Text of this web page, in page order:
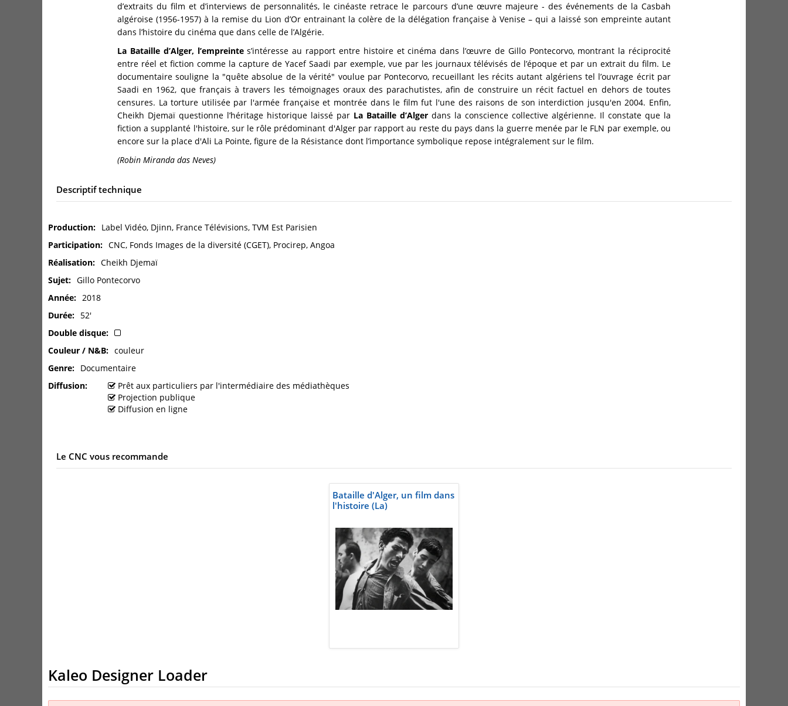
d’extraits du film et d’interviews de personnalités, le cinéaste retrace le parcours d’une œuvre majeure - des événements de la Casbah
algéroise (1956-1957) à la remise du Lion d’Or entrainant la colère de la délégation française à Venise – qui a laissé son empreinte autant
dans l’histoire du cinéma que dans celle de l’Algérie.
La Bataille d’Alger, l’empreintes’intéresse au rapport entre histoire et cinéma dans l’œuvre de Gillo Pontecorvo, montrant la réciprocité
entre réel et fiction comme la capture de Yacef Saadi par exemple, vue par les journaux télévisés de l’époque et par un extrait du film. Le
documentaire souligne la "quête absolue de la vérité" voulue par Pontecorvo, recueillant les récits autant algériens tel l’ouvrage écrit par
Saadi en 1962, que français à travers les témoignages oraux des parachutistes, afin de construire un récit factuel en dehors de toutes
censures. La torture utilisée par l'armée française et montrée dans le film fut l'une des raisons de son interdiction jusqu'en 2004. Enfin,
Cheikh Djemaï questionne l’héritage historique laissé par La Bataille d’Alger dans la conscience collective algérienne. Il constate que la
fiction a supplanté l'histoire, sur le rôle prédominant d'Alger par rapport au reste du pays dans la guerre menée par le FLN par exemple, ou
encore sur la place d'Ali La Pointe, figure de la Résistance dont l’importance symbolique repose intégralement sur le film.
(Robin Miranda das Neves)
Descriptif technique
Production
Label Vidéo, Djinn, France Télévisions, TVM Est Parisien
Participation
CNC, Fonds Images de la diversité (CGET), Procirep, Angoa
Réalisation
Cheikh Djemaï
Sujet
Gillo Pontecorvo
Année
2018
Durée
52'
Double disque
Couleur / N&B
couleur
Genre
Documentaire
Diffusion
Prêt aux particuliers par l'intermédiaire des médiathèques
Projection publique
Diffusion en ligne
Le CNC vous recommande
Bataille d'Alger, un film dans
l'histoire (La)
Kaleo Designer Loader